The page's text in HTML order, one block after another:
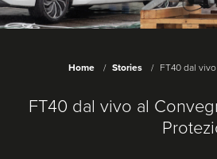
Home Stories FT40 dal
FT40 dal vivo al